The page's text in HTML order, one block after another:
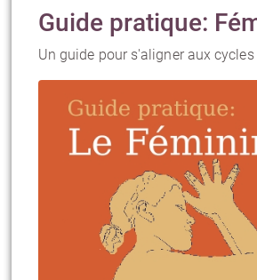
Section Boutique EnSoi
Guide pratique:
Un guide pour s'aligner aux